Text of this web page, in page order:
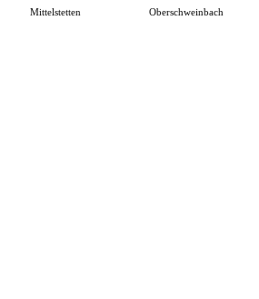
Mittelstetten Oberschweinbach